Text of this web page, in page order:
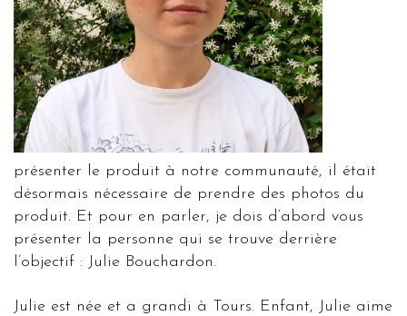
présenter le produit à notre communauté, il était
désormais nécessaire de prendre des photos du
produit. Et pour en parler, je dois d’abord vous
présenter la personne qui se trouve derrière
l’objectif : Julie Bouchardon.
Julie est née et a grandi à Tours. Enfant, Julie aime